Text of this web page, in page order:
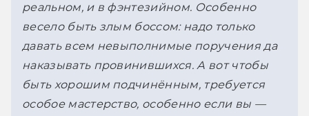
реальном, и в фэнтезийном. Особенно
весело быть злым боссом: надо только
давать всем невыполнимые поручения да
наказывать провинившихся. А вот чтобы
быть хорошим подчинённым, требуется
особое мастерство, особенно если вы —